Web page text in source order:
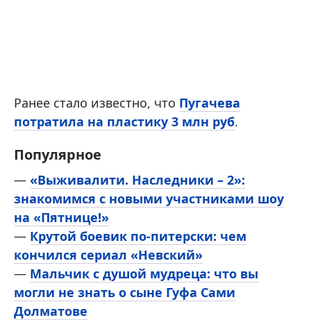
Ранее стало известно, что Пугачева
потратила на пластику 3 млн руб.
Популярное
— «Выживалити. Наследники – 2»:
знакомимся с новыми участниками шоу
на «Пятнице!»
— Крутой боевик по-питерски: чем
кончился сериал «Невский»
— Мальчик с душой мудреца: что вы
могли не знать о сыне Гуфа Сами
Долматове